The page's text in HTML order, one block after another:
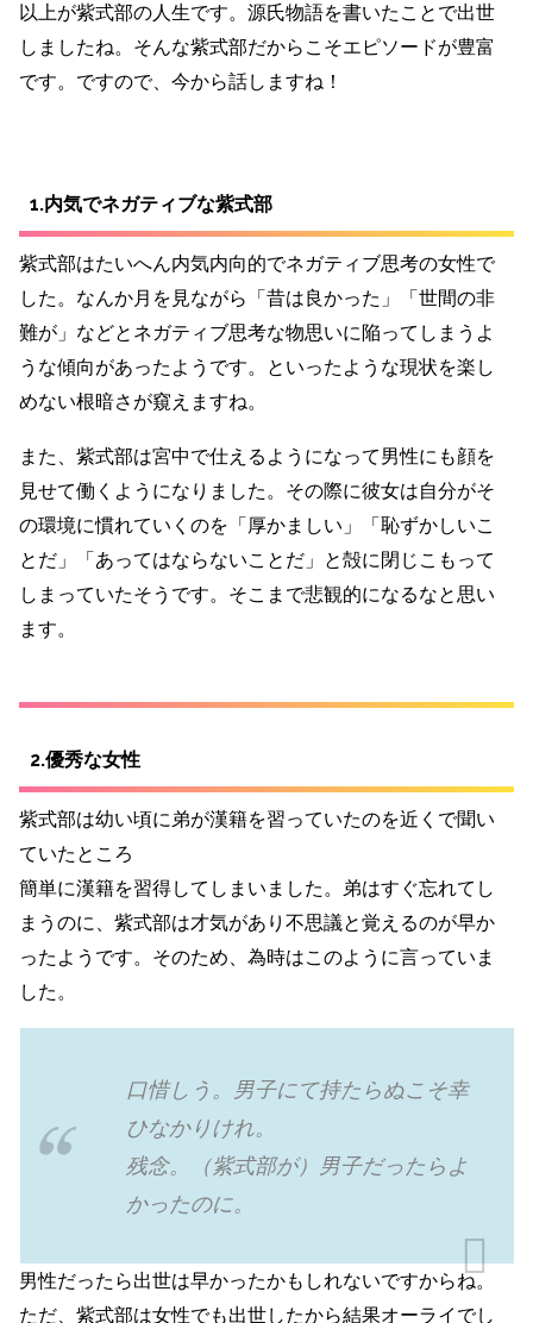
以上が紫式部の人生です。源氏物語を書いたことで出世
しましたね。そんな紫式部だからこそエピソードが豊富
です。ですので、今から話しますね！
1.内気でネガティブな紫式部
紫式部はたいへん内気内向的でネガティブ思考の女性で
した。 なんか月を見ながら「昔は良かった」「世間の非
難が」などとネガティブ思考な物思いに陥ってしまうよ
うな傾向があったようです。といったような現状を楽し
めない根暗さ が窺えますね。
また、紫式部は宮中で仕えるようになって男性にも顔を
見せて働くようになりました。その際に彼女は自分がそ
の環境に慣れていくのを「厚かましい」「恥ずかしいこ
とだ」「あってはならないことだ」と殻に閉じこもって
しまっていたそうです。そこまで悲観的になるなと思い
ます。
2.優秀な女性
紫式部は幼い頃に弟が漢籍を習っていたのを近くで聞い
ていたところ
簡単に漢籍を習得してしまいました。 弟はすぐ忘れてし
まうのに、紫式部は才気があり不思議と覚えるのが早か
ったようです。そのため、為時はこのように言っていま
した。
口惜しう。男子にて持たらぬこそ幸
ひなかりけれ。
残念。（紫式部が）男子だったらよ
かったのに。
男性だったら出世は早かったかもしれないですからね。
ただ、紫式部は女性でも出世したから結果オーライでし